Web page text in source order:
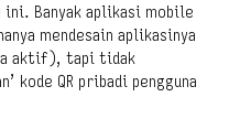
ini. Banyak aplikasi mobile
mendesain aplikasinya
aktif), tapi tidak
kode QR pribadi pengguna